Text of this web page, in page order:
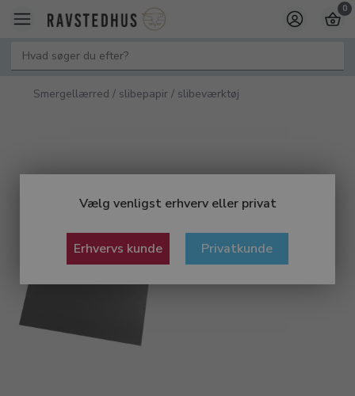
Vælg venligst erhverv eller privat
Erhvervs kunde Privatkunde
0
Smergellærred / slibepapir / slibeværktøj